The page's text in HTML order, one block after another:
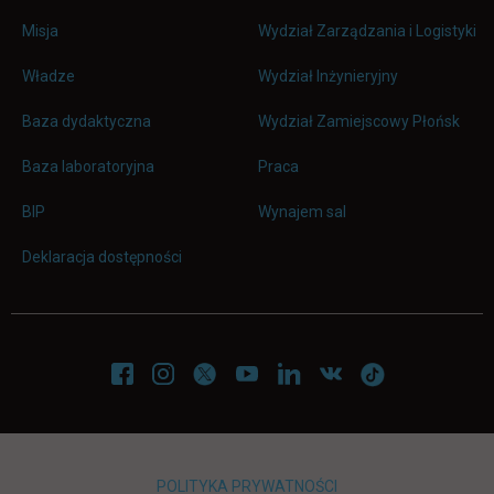
Misja
Władze
Baza dydaktyczna
Baza laboratoryjna
BIP
Deklaracja dostępności
Wydział Zarządzania i Logistyki
Wydział Inżynieryjny
Wydział Zamiejscowy Płońsk
Praca
Wynajem sal
POLITYKA PRYWATNOŚCI